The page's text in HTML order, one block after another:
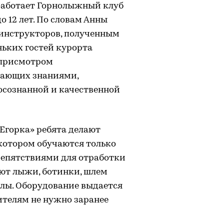
Горнолыжный клуб
12 лет. По словам Анны
полученным
гостей курорта
знаниями,
и качественной
ребята делают
обучаются только
для отработки
лыжи, ботинки, шлем
Оборудование выдается
не нужно заранее